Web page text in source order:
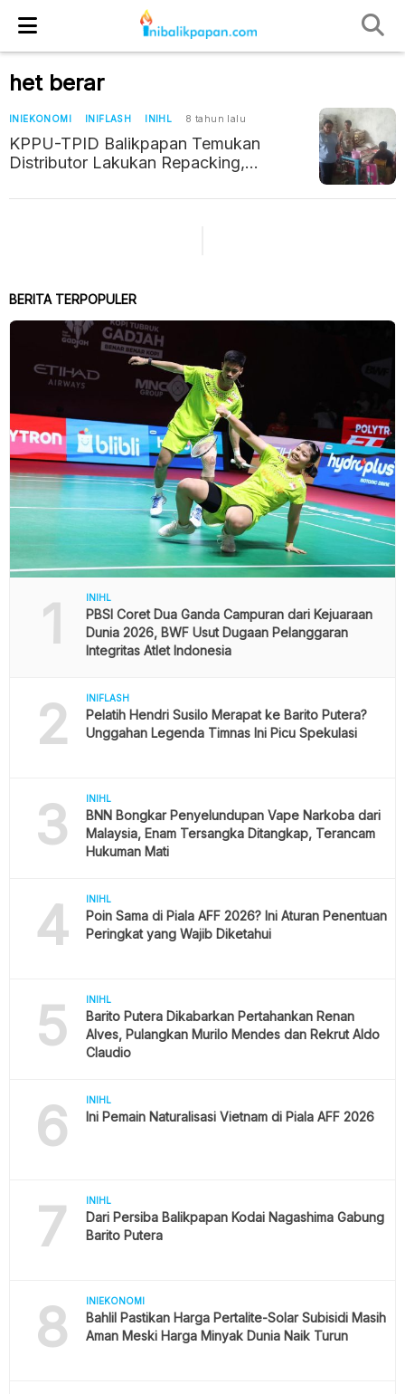
het berar
INIEKONOMI INIFLASH INIHL 8 tahun lalu
KPPU-TPID Balikpapan Temukan
Distributor Lakukan Repacking,
BERITA TERPOPULER
1 INIHL
PBSI Coret Dua Ganda Campuran dari Kejuaraan
Dunia 2026, BWF Usut Dugaan Pelanggaran
Integritas Atlet Indonesia
2 INIFLASH
Pelatih Hendri Susilo Merapat ke Barito Putera?
Unggahan Legenda Timnas Ini Picu Spekulasi
3 INIHL
BNN Bongkar Penyelundupan Vape Narkoba dari
Malaysia, Enam Tersangka Ditangkap, Terancam
Hukuman Mati
4 INIHL
Poin Sama di Piala AFF 2026? Ini Aturan Penentuan
Peringkat yang Wajib Diketahui
5 INIHL
Barito Putera Dikabarkan Pertahankan Renan
Alves, Pulangkan Murilo Mendes dan Rekrut Aldo
Claudio
6 INIHL
Ini Pemain Naturalisasi Vietnam di Piala AFF 2026
7 INIHL
Dari Persiba Balikpapan Kodai Nagashima Gabung
Barito Putera
8 INIEKONOMI
Bahlil Pastikan Harga Pertalite-Solar Subisidi Masih
Aman Meski Harga Minyak Dunia Naik Turun